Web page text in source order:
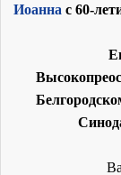
Иоанна с 60-